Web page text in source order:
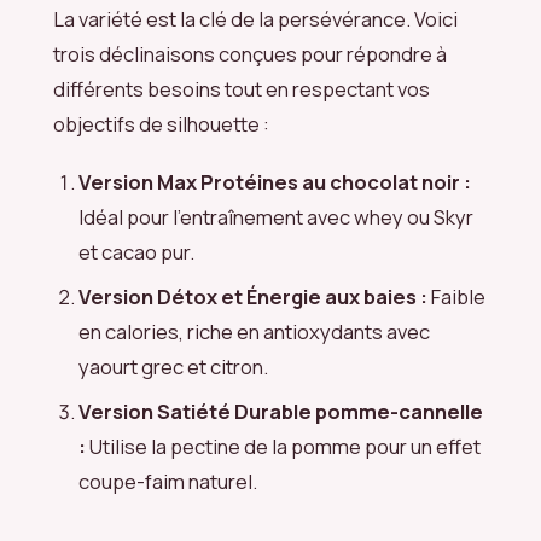
La variété est la clé de la persévérance. Voici
trois déclinaisons conçues pour répondre à
différents besoins tout en respectant vos
objectifs de silhouette :
Version Max Protéines au chocolat noir :
Idéal pour l’entraînement avec whey ou Skyr
et cacao pur.
Version Détox et Énergie aux baies :Faible
en calories, riche en antioxydants avec
yaourt grec et citron.
Version Satiété Durable pomme-cannelle
:Utilise la pectine de la pomme pour un effet
coupe-faim naturel.